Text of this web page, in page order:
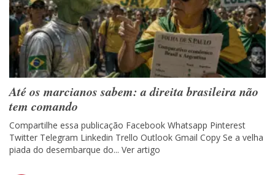
Até os marcianos sabem: a direita brasileira não
tem comando
Compartilhe essa publicação Facebook Whatsapp Pinterest
Twitter Telegram Linkedin Trello Outlook Gmail Copy Se a velha
piada do desembarque do... Ver artigo